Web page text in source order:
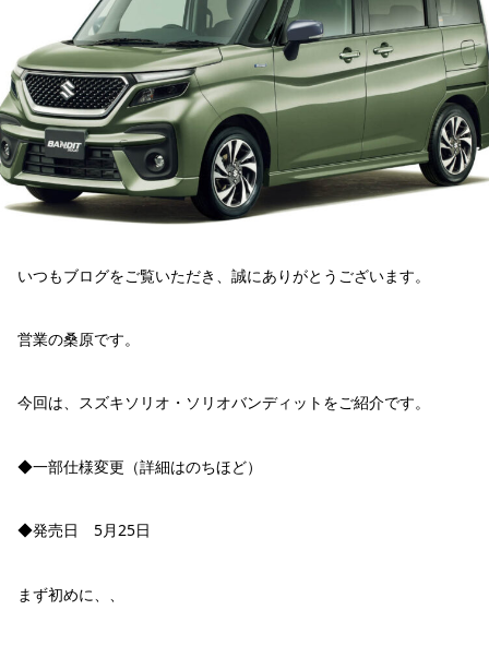
いつもブログをご覧いただき、誠にありがとうございます。
営業の桑原です。
今回は、スズキソリオ・ソリオバンディットをご紹介です。
◆一部仕様変更（詳細はのちほど）
◆発売日 5月25日
まず初めに、、